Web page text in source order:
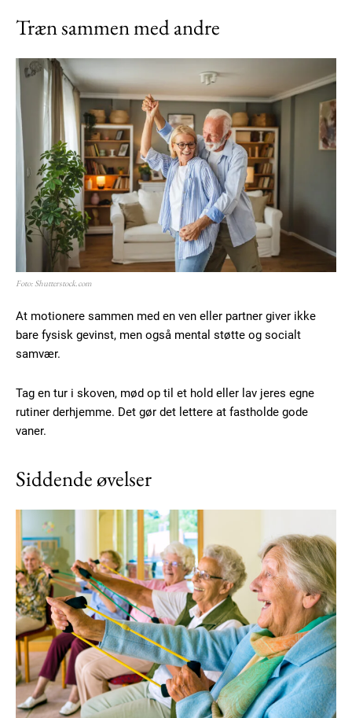
Træn sammen med andre
Foto: Shutterstock.com
At motionere sammen med en ven eller partner giver ikke
bare fysisk gevinst, men også mental støtte og socialt
samvær.
Tag en tur i skoven, mød op til et hold eller lav jeres egne
rutiner derhjemme. Det gør det lettere at fastholde gode
vaner.
Siddende øvelser